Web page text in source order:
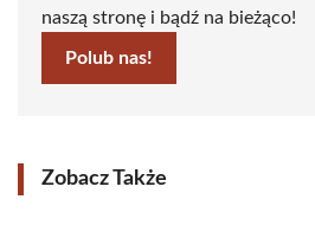
naszą stronę i bądź na bieżąco!
Polub nas!
Zobacz Także